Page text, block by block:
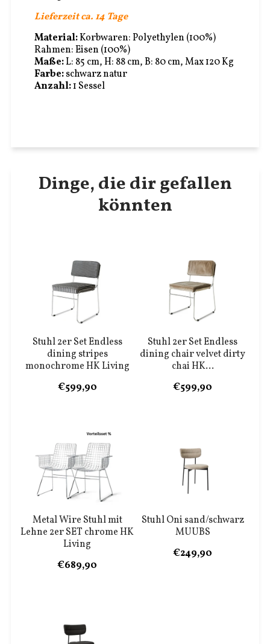
Lieferzeit ca. 14 Tage
Material:Korbwaren: Polyethylen (100%)
Rahmen: Eisen (100%)
Maße:L: 85 cm, H: 88 cm, B: 80 cm, Max 120 Kg
Farbe:schwarz natur
Anzahl:1 Sessel
Dinge, die dir gefallen
könnten
Stuhl 2er Set Endless
dining stripes
monochrome HK Living
€599,90
Stuhl 2er Set Endless
dining chair velvet dirty
chai HK...
€599,90
Metal Wire Stuhl mit
Lehne 2er SET chrome HK
Living
€689,90
Stuhl Oni sand/schwarz
MUUBS
€249,90